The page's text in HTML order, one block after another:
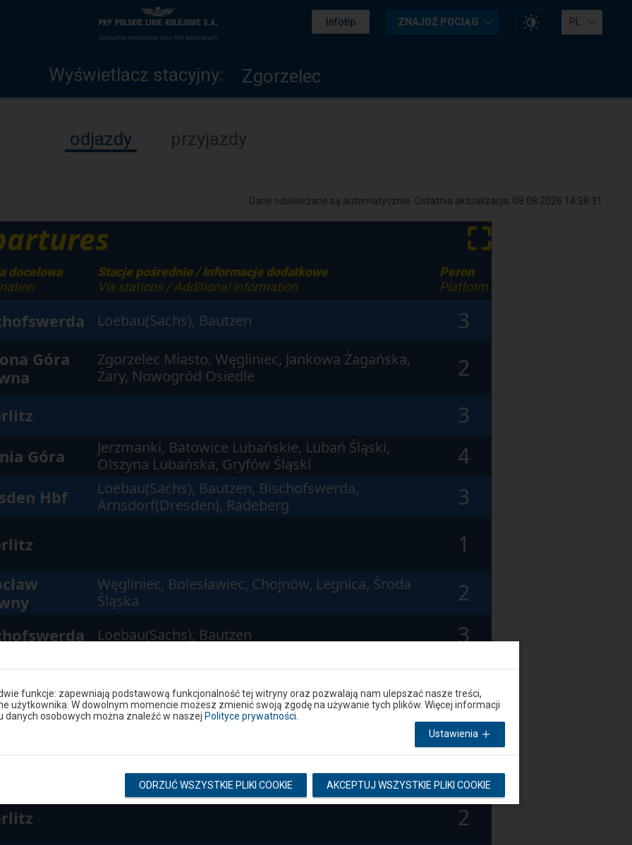
Infotip ZNAJDŹ POCIĄG
Zmień
kontrast
PL
Wyświetlacz
stacyjny
Strona
główna
Wyświetlacz stacyjny: Zgorzelec
odjazdy przyjazdy
Dane odświeżane są automatycznie. Ostatnia aktualizacja: 08.08.2026 14:38:31
⛶
docelowa
Stacje pośrednie / Informacje dodatkowe
Via stations / Additional information
Peron
Platform
Loebau(Sachs), Bautzen
3
Góra
Zgorzelec Miasto, Węgliniec, Jankowa Żagańska,
Żary, Nowogród Osiedle
2
3
Góra
Jerzmanki, Batowice Lubańskie, Lubań Śląski,
Olszyna Lubańska, Gryfów Śląski
4
Hbf
Loebau(Sachs), Bautzen, Bischofswerda,
Arnsdorf(Dresden), Radeberg
3
1
Węgliniec, Bolesławiec, Chojnów, Legnica, Środa
Śląska
2
Loebau(Sachs), Bautzen
3
Góra
Węgliniec, Jankowa Żagańska, Żagań, Żary,
Nowogród Osiedle
3
Jerzmanki, Batowice Lubańskie, Lubań Śląski,
Olszyna Lubańska, Gryfów Śląski
3
2
funkcje: zapewniają podstawową funkcjonalność tej witryny oraz pozwalają nam ulepszać nasze treści,
użytkownika. W dowolnym momencie możesz zmienić swoją zgodę na używanie tych plików. Więcej informacji
osobowych można znaleźć w naszej Polityce prywatności
Ustawienia
ODRZUĆ WSZYSTKIE PLIKI COOKIE AKCEPTUJ WSZYSTKIE PLIKI COOKIE